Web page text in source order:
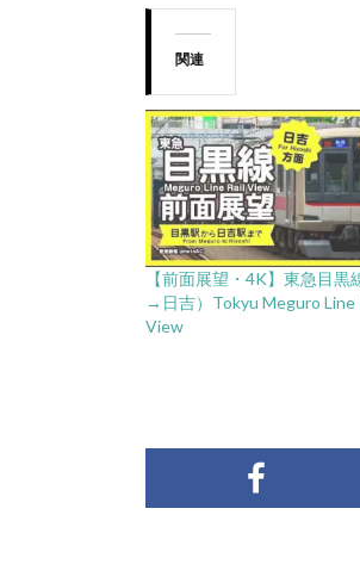
関連
【前面展望・4K】東急目黒
→日吉）Tokyu Meguro Line
View